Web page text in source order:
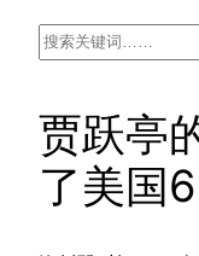
Search
贾跃亭
了美国